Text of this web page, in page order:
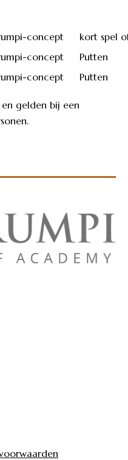
concept
kort spel
concept
Putten
concept Putten
en gelden bij een